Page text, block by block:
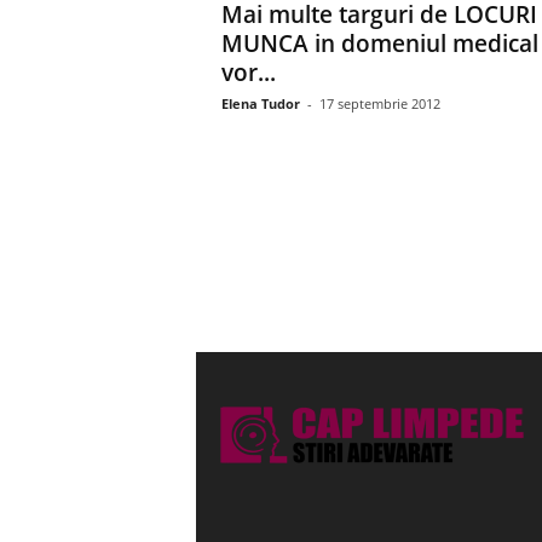
Mai multe targuri de LOCURI
MUNCA in domeniul medical
vor...
Elena Tudor - 17 septembrie 2012